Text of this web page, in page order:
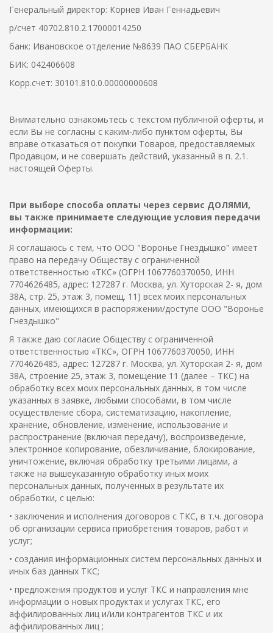
Генеральный директор: Корнев Иван Геннадьевич
р/счет 40702.810.2.17000014250
банк: Ивановское отделение №8639 ПАО СБЕРБАНК
БИК: 042406608
Корр.счет: 30101.810.0.00000000608
Внимательно ознакомьтесь с текстом публичной оферты, и
если Вы не согласны с каким-либо пунктом оферты, Вы
вправе отказаться от покупки Товаров, предоставляемых
Продавцом, и не совершать действий, указанный в п. 2.1.
настоящей Оферты.
При выборе способа оплаты через сервис ДОЛЯМИ,
вы также принимаете следующие условия передачи
информации:
Я соглашаюсь с тем, что ООО "Воронье Гнездышко" имеет
право на передачу Обществу с ограниченной
ответственностью «ТКС» (ОГРН 1067760370050, ИНН
7704626485, адрес: 127287 г. Москва, ул. Хуторская 2- я, дом
38А, стр. 25, этаж 3, помещ. 11) всех моих персональных
данных, имеющихся в распоряжении/доступе ООО "Воронье
Гнездышко"
Я также даю согласие Обществу с ограниченной
ответственностью «ТКС», ОГРН 1067760370050, ИНН
7704626485, адрес: 127287 г. Москва, ул. Хуторская 2- я, дом
38А, строение 25, этаж 3, помещение 11 (далее – ТКС) на
обработку всех моих персональных данных, в том числе
указанных в заявке, любыми способами, в том числе
осуществление сбора, систематизацию, накопление,
хранение, обновление, изменение, использование и
распространение (включая передачу), воспроизведение,
электронное копирование, обезличивание, блокирование,
уничтожение, включая обработку третьими лицами, а
также на вышеуказанную обработку иных моих
персональных данных, полученных в результате их
обработки, с целью:
• заключения и исполнения договоров с ТКС, в т.ч. договора
об организации сервиса приобретения товаров, работ и
услуг;
• создания информационных систем персональных данных и
иных баз данных ТКС;
• предложения продуктов и услуг ТКС и направления мне
информации о новых продуктах и услугах ТКС, его
аффилированных лиц и/или контрагентов ТКС и их
аффилированных лиц ;